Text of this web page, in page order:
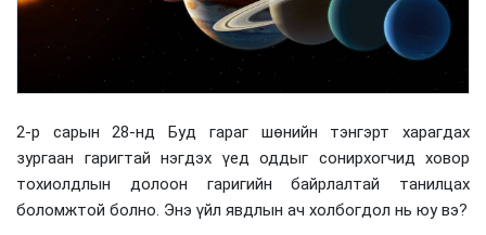
2-р сарын 28-нд Буд гараг шөнийн тэнгэрт харагдах
зургаан гаригтай нэгдэх үед оддыг сонирхогчид ховор
тохиолдлын долоон гаригийн байрлалтай танилцах
боломжтой болно. Энэ үйл явдлын ач холбогдол нь юу вэ?